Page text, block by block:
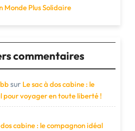
Monde Plus Solidaire
commentaires
sur Le sac à dos cabine : le
pour voyager en toute liberté !
dos cabine : le compagnon idéal